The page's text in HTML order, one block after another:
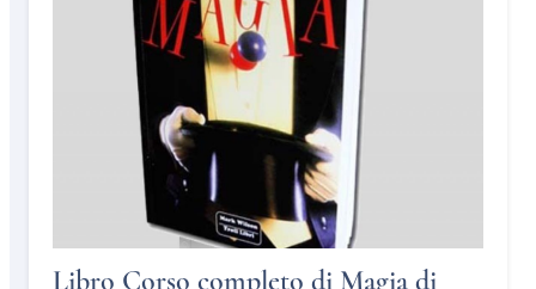
Libro Corso completo di Magia di